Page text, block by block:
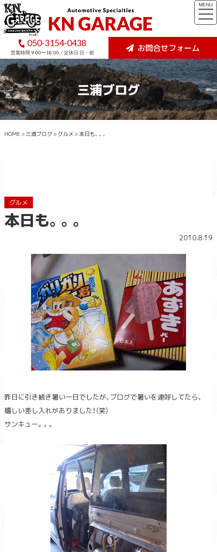
050-3154-0438
営業時間 9:00〜18:00／定休日 日・祝 お問合せフォーム
MENU
三浦ブログ
HOME >三浦ブログ>グルメ >本日も。。。
グルメ
本日も。。。
2010.8.19
昨日に引き続き暑い一日でしたが、ブログで暑いを連呼してたら、
嬉しい差し入れがありました！（笑）
サンキュー。。。